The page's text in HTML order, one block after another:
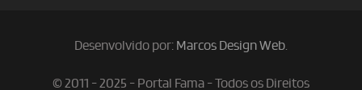
Desenvolvido por: Marcos Design Web.
© 2011 - 2025 - Portal Fama - Todos os Direitos